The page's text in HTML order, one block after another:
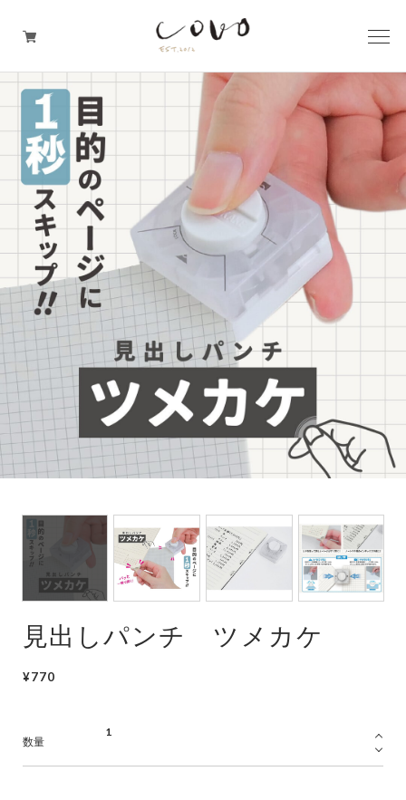
台所の道具
机周りの道具
TRAVELER'S notebook
covo design
その他の暮らしの道具
ガレージセール
見出しパンチ ツメカケ
¥770
数量